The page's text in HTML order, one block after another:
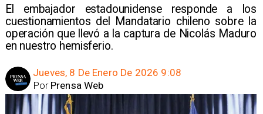
El embajador estadounidense responde a los
cuestionamientos del Mandatario chileno sobre la
operación que llevó a la captura de Nicolás Maduro
en nuestro hemisferio.
Jueves, 8 De Enero De 2026 9:08
Prensa Web
Por